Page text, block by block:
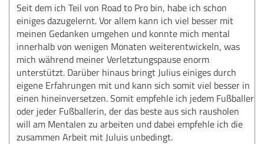
Seit dem ich Teil von Road to Pro bin, habe ich schon
einiges dazugelernt. Vor allem kann ich viel besser mit
meinen Gedanken umgehen und konnte mich mental
innerhalb von wenigen Monaten weiterentwickeln, was
mich während meiner Verletztungspause enorm
unterstützt. Darüber hinaus bringt Julius einiges durch
eigene Erfahrungen mit und kann sich somit viel besser in
einen hineinversetzen. Somit empfehle ich jedem Fußballer
oder jeder Fußballerin, der das beste aus sich rausholen
will am Mentalen zu arbeiten und dabei empfehle ich die
zusammen Arbeit mit Juluis unbedingt.